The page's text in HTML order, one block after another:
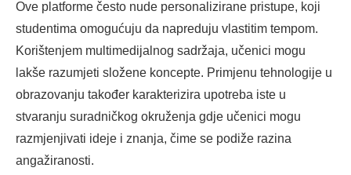
Ove platforme često nude personalizirane pristupe, koji
studentima omogućuju da napreduju vlastitim tempom.
Korištenjem multimedijalnog sadržaja, učenici mogu
lakše razumjeti složene koncepte. Primjenu tehnologije u
obrazovanju također karakterizira upotreba iste u
stvaranju suradničkog okruženja gdje učenici mogu
razmjenjivati ideje i znanja, čime se podiže razina
angažiranosti.